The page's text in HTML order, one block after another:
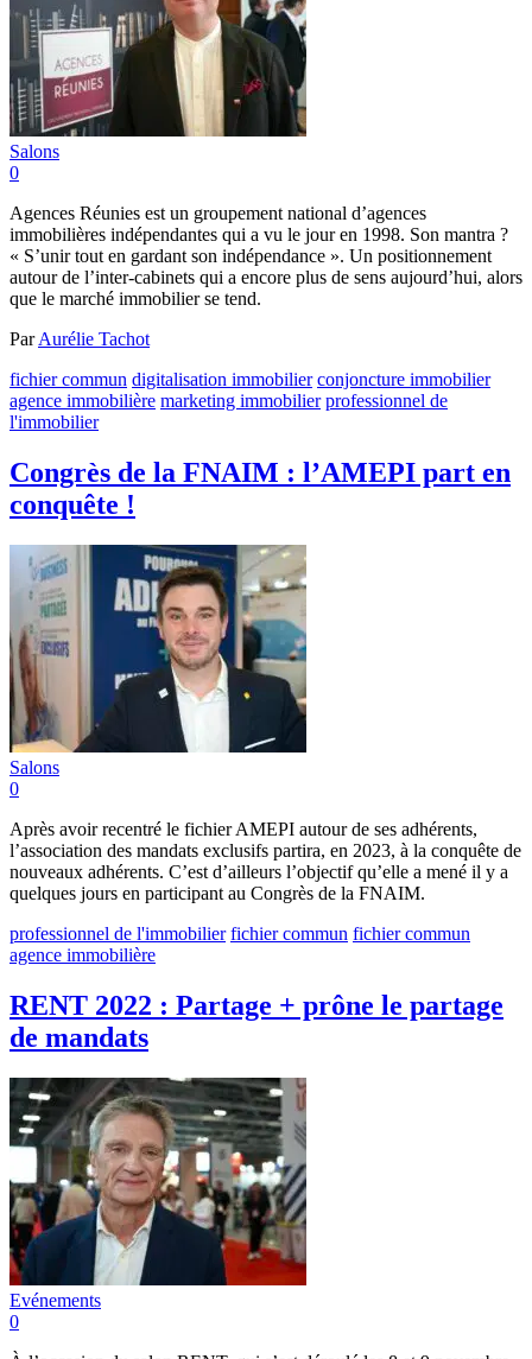
Salons
0
Agences Réunies est un groupement national d’agences
immobilières indépendantes qui a vu le jour en 1998. Son mantra ?
« S’unir tout en gardant son indépendance ». Un positionnement
autour de l’inter-cabinets qui a encore plus de sens aujourd’hui, alors
que le marché immobilier se tend.
ParAurélie Tachot
fichier commun digitalisation immobilier conjoncture immobilier
agence immobilière marketing immobilier professionnel de
l'immobilier
Congrès de la FNAIM : l’AMEPI part en
conquête !
Salons
0
Après avoir recentré le fichier AMEPI autour de ses adhérents,
l’association des mandats exclusifs partira, en 2023, à la conquête de
nouveaux adhérents. C’est d’ailleurs l’objectif qu’elle a mené il y a
quelques jours en participant au Congrès de la FNAIM.
professionnel de l'immobilier fichier commun fichier commun
agence immobilière
RENT 2022 : Partage + prône le partage
de mandats
Evénements
0